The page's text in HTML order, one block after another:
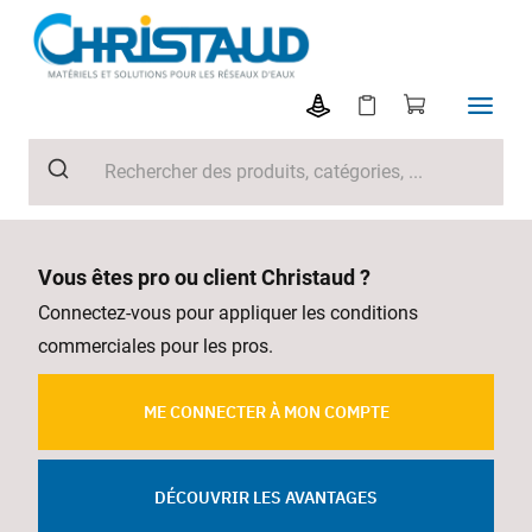
Vous êtes pro ou client Christaud ?
Connectez-vous pour appliquer les conditions
commerciales pour les pros.
ME CONNECTER À MON COMPTE
DÉCOUVRIR LES AVANTAGES